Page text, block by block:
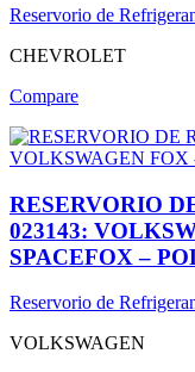
Reservorio de
CHEVROLET
Compare
RESERVORIO
023143:
SPACEFOX –
Reservorio de
VOLKSWAGEN